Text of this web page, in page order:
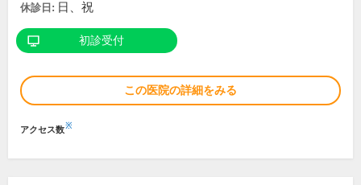
休診日: 日、祝
初診受付
この医院の詳細をみる
アクセス数※